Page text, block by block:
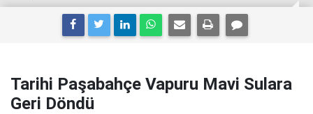
Tarihi Paşabahçe Vapuru Mavi Sulara
Geri Döndü